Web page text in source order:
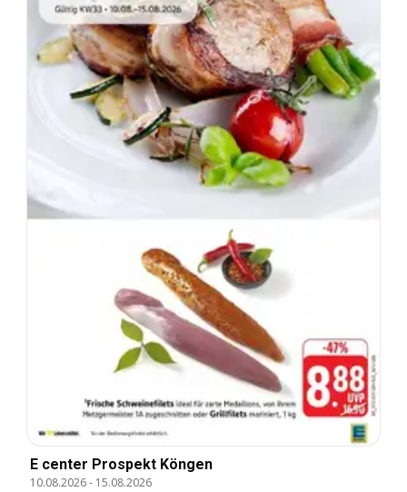
E center Prospekt Köngen
10.08.2026- 15.08.2026